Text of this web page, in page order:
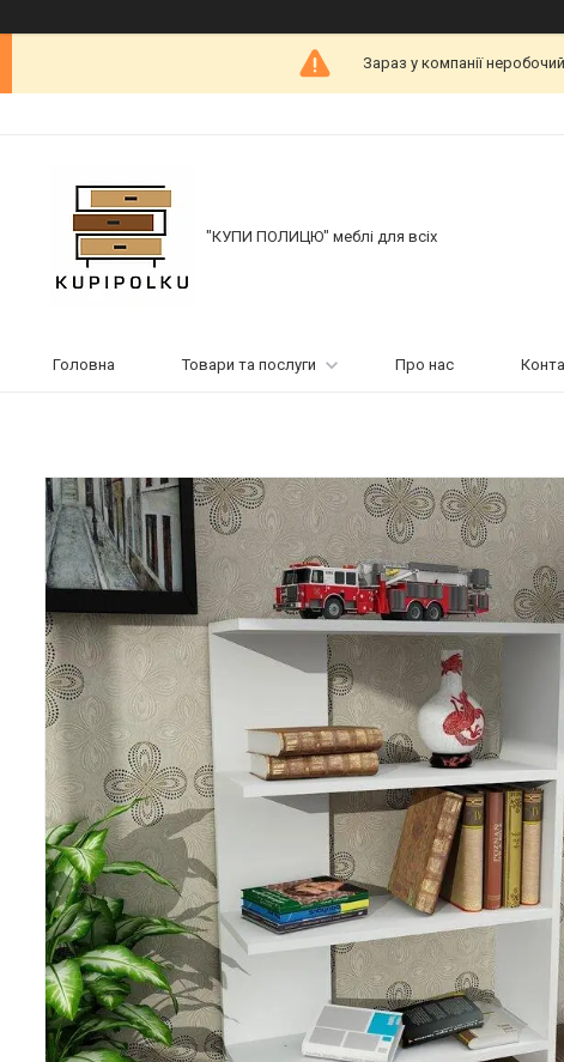
Зараз у компанії
"КУПИ ПОЛИЦЮ" меблі для всіх
Головна Товари та послуги Про нас